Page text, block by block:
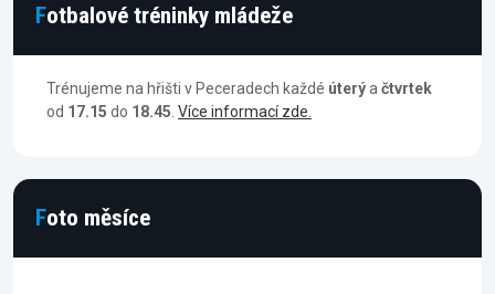
Fotbalové tréninky mládeže
Trénujeme na hřišti v Peceradech každé úterýa čtvrtek
od 17.15 do 18.45 Více informací zde.
Foto měsíce